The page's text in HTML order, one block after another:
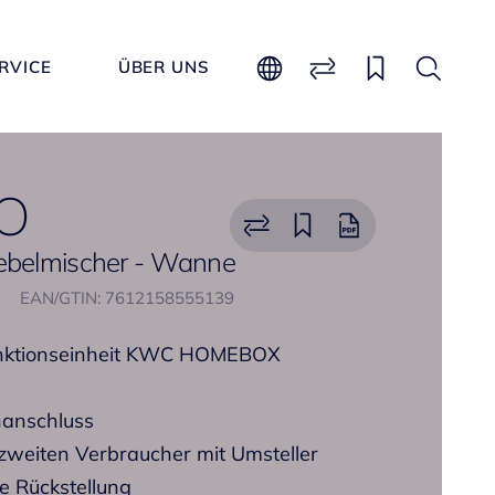
ÜBER UNS
- Wanne
EAN/GTIN: 7612158555139
KWC HOMEBOX
Verbraucher mit Umsteller
Rückstellung